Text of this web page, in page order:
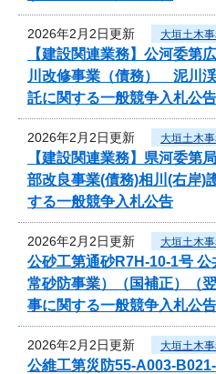
2026年2月2日更新 大垣土木
【建設関連業務】公河委第
川改修事業（債務） 泥川
託に関する一般競争入札公告
2026年2月2日更新 大垣土木
【建設関連業務】県河委第
部改良事業(債務)相川(右岸)
する一般競争入札公告
2026年2月2日更新 大垣土木
公砂工第通砂R7H-10-1号
常砂防事業）（国補正）（
事に関する一般競争入札公告
2026年2月2日更新 大垣土木
公維工第災防55-A003-